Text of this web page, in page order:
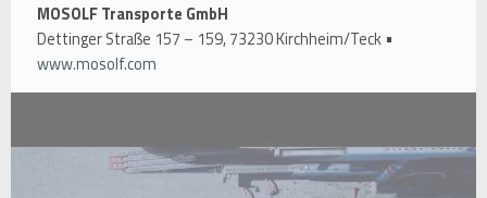
MOSOLF Transporte GmbH
Dettinger Straße 157 – 159, 73230 Kirchheim/Teck •
www.mosolf.com